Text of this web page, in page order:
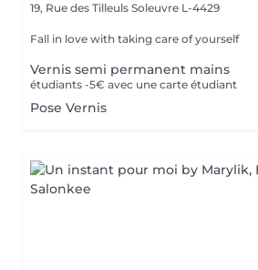
19, Rue des Tilleuls Soleuvre L-4429
Fall in love with taking care of yourself
Vernis semi permanent mains
étudiants -5€ avec une carte étudiant
Pose Vernis